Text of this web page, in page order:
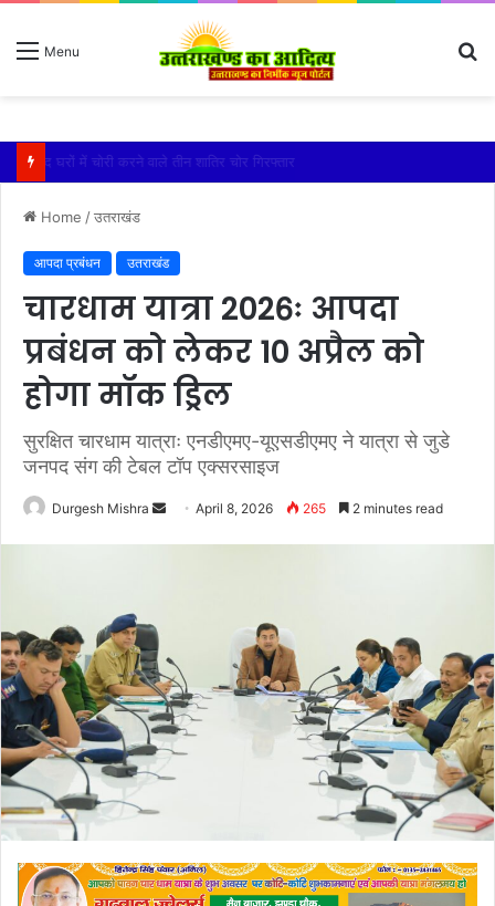
Menu
बारिश ने बढ़ाई दहशत, दरकने लगी जमीन, 10 परिवारों ने छोड़े घर
Home /उतराखंड
आपदा प्रबंधन उतराखंड
चारधाम यात्रा 2026ः आपदा
प्रबंधन को लेकर 10 अप्रैल को
होगा मॉक ड्रिल
सुरक्षित चारधाम यात्राः एनडीएमए-यूएसडीएमए ने यात्रा से जुडे
जनपद संग की टेबल टॉप एक्सरसाइज
Durgesh Mishra
Send April 8, 2026 265 2 minutes read